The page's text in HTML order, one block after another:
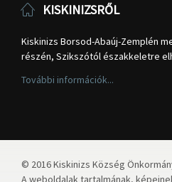
KISKINIZSRŐL
Kiskinizs Borsod-Abaúj-Zemplén
részén, Szikszótól északkeletre
További információk...
© 2016 Kiskinizs Község
A weboldalak tartalmának,